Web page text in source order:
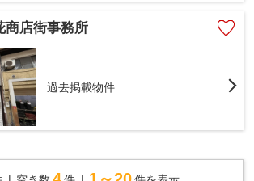
商店街事務所
過去掲載物件